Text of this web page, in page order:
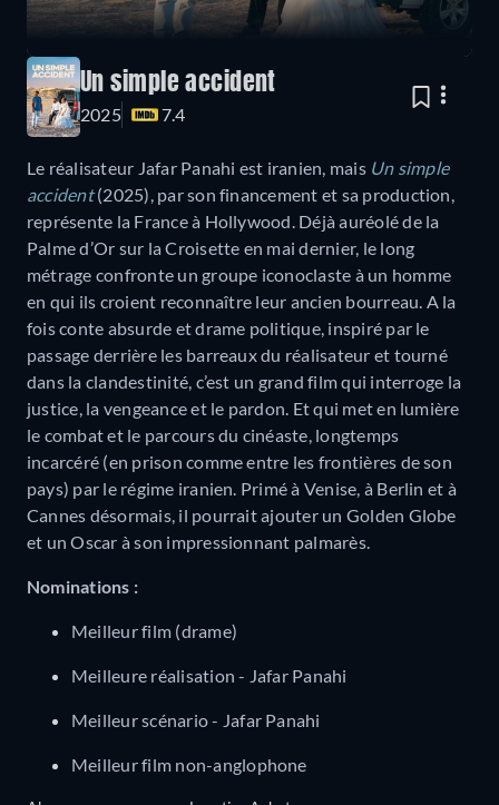
Un simple accident
2025 7.4
Le réalisateur Jafar Panahi est iranien, mais Un simple
accident(2025), par son financement et sa production,
représente la France à Hollywood. Déjà auréolé de la
Palme d’Or sur la Croisette en mai dernier, le long
métrage confronte un groupe iconoclaste à un homme
en qui ils croient reconnaître leur ancien bourreau. A la
fois conte absurde et drame politique, inspiré par le
passage derrière les barreaux du réalisateur et tourné
dans la clandestinité, c’est un grand film qui interroge la
justice, la vengeance et le pardon. Et qui met en lumière
le combat et le parcours du cinéaste, longtemps
incarcéré (en prison comme entre les frontières de son
pays) par le régime iranien. Primé à Venise, à Berlin et à
Cannes désormais, il pourrait ajouter un Golden Globe
et un Oscar à son impressionnant palmarès.
Nominations :
Meilleur film (drame)
Meilleure réalisation - Jafar Panahi
Meilleur scénario - Jafar Panahi
Meilleur film non-anglophone